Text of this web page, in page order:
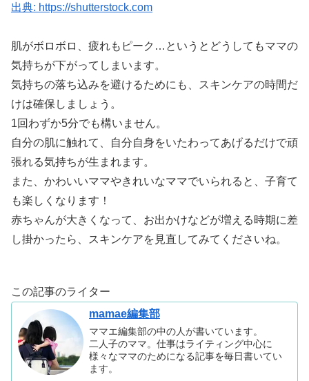
出典: https://shutterstock.com
肌がボロボロ、疲れもピーク…というとどうしてもママの
気持ちが下がってしまいます。
気持ちの落ち込みを避けるためにも、スキンケアの時間だ
けは確保しましょう。
1回わずか5分でも構いません。
自分の肌に触れて、自分自身をいたわってあげるだけで頑
張れる気持ちが生まれます。
また、かわいいママやきれいなママでいられると、子育て
も楽しくなります！
赤ちゃんが大きくなって、お出かけなどが増える時期に差
し掛かったら、スキンケアを見直してみてくださいね。
この記事のライター
mamae編集部
ママエ編集部の中の人が書いています。
二人子のママ。仕事はライティング中心に
様々なママのためになる記事を毎日書いてい
ます。